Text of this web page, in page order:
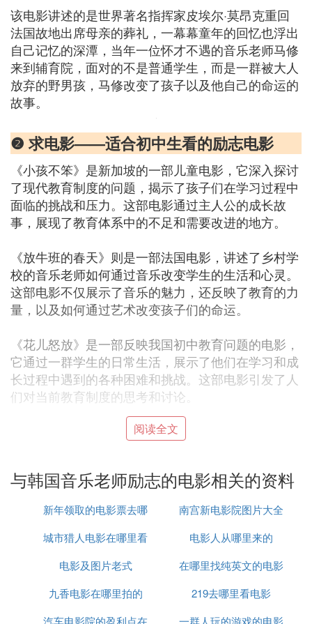
该电影讲述的是世界著名指挥家皮埃尔·莫昂克重回
法国故地出席母亲的葬礼，一幕幕童年的回忆也浮出
自己记忆的深潭，当年一位怀才不遇的音乐老师马修
来到辅育院，面对的不是普通学生，而是一群被大人
放弃的野男孩，马修改变了孩子以及他自己的命运的
故事。
❷ 求电影——适合初中生看的励志电影
《小孩不笨》是新加坡的一部儿童电影，它深入探讨
了现代教育制度的问题，揭示了孩子们在学习过程中
面临的挑战和压力。这部电影通过主人公的成长故
事，展现了教育体系中的不足和需要改进的地方。
《放牛班的春天》则是一部法国电影，讲述了乡村学
校的音乐老师如何通过音乐改变学生的生活和心灵。
这部电影不仅展示了音乐的魅力，还反映了教育的力
量，以及如何通过艺术改变孩子们的命运。
《花儿怒放》是一部反映我国初中教育问题的电影，
它通过一群学生的日常生活，展示了他们在学习和成
长过程中遇到的各种困难和挑战。这部电影引发了人
们对当前教育制度的思考和讨论。
《和你在一起》讲述了一个热爱小提琴的男孩如何克
《男人上路》则是一部讲述小男子汉成长的电影，通
过主人公的冒险经历，展现了成长中的勇气、决心和
自我发现。这部电影强调了个人成长和自我实现的重
《我的九月》是一部关于参加亚运会开幕式的孩子们
付出努力和汗水的电影。它展示了孩子们为了实现梦
阅读全文
与韩国音乐老师励志的电影相关的资料
新年领取的电影票去哪
里了
南宫新电影院图片大全
城市猎人电影在哪里看
电影人从哪里来的
电影及图片老式
在哪里找纯英文的电影
九香电影在哪里拍的
219去哪里看电影
汽车电影院的盈利点在
一群人玩的游戏的电影